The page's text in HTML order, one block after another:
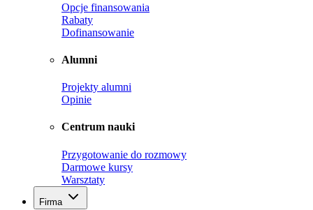
Opcje finansowania
Rabaty
Dofinansowanie
Alumni
Projekty alumni
Opinie
Centrum nauki
Przygotowanie do rozmowy
Darmowe kursy
Warsztaty
Firma